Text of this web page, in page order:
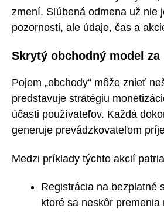
zmení. Sľúbená odmena už nie
pozornosti, ale údaje, čas a
Skrytý obchodný model za
Pojem „obchody“ môže znieť
predstavuje stratégiu
účasti používateľov. Každá
generuje prevádzkovateľom
Medzi príklady týchto akcií
Registrácia na bezplatné
ktoré sa neskôr premenia